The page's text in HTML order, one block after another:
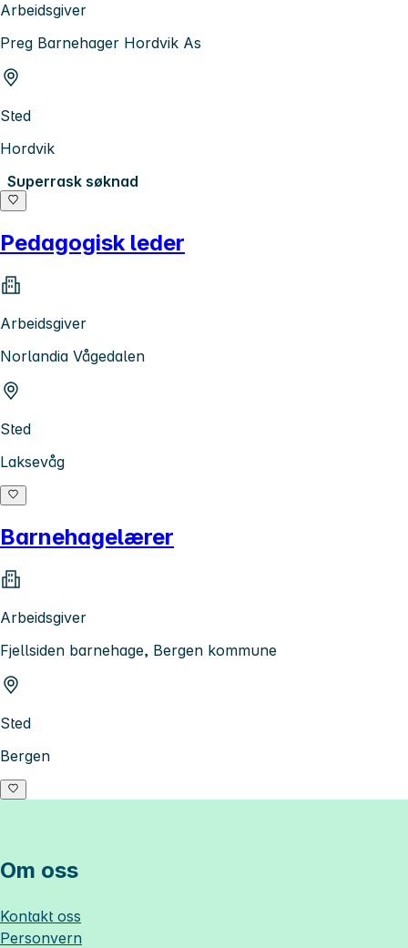
Arbeidsgiver
Preg Barnehager Hordvik As
Sted
Hordvik
Superrask søknad
Pedagogisk leder
Arbeidsgiver
Norlandia Vågedalen
Sted
Laksevåg
Barnehagelærer
Arbeidsgiver
Fjellsiden barnehage, Bergen kommune
Sted
Bergen
Om oss
Kontakt oss
Personvern